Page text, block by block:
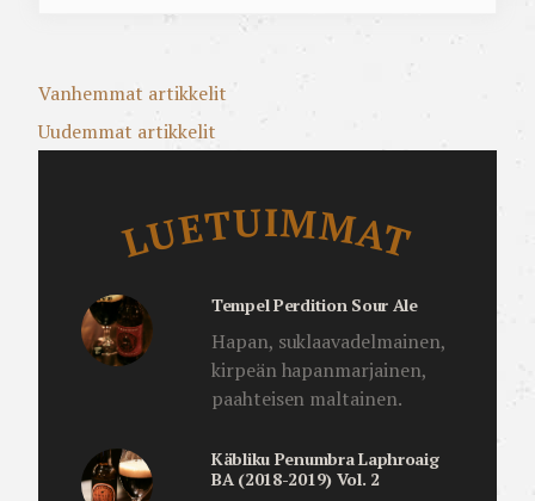
Artikkelien
selaus
Vanhemmat artikkelit
Uudemmat artikkelit
LUETUIMMAT
Tempel Perdition Sour Ale
Hapan, suklaavadelmainen,
kirpeän hapanmarjainen,
paahteisen maltainen.
Käbliku Penumbra Laphroaig
BA (2018-2019) Vol. 2